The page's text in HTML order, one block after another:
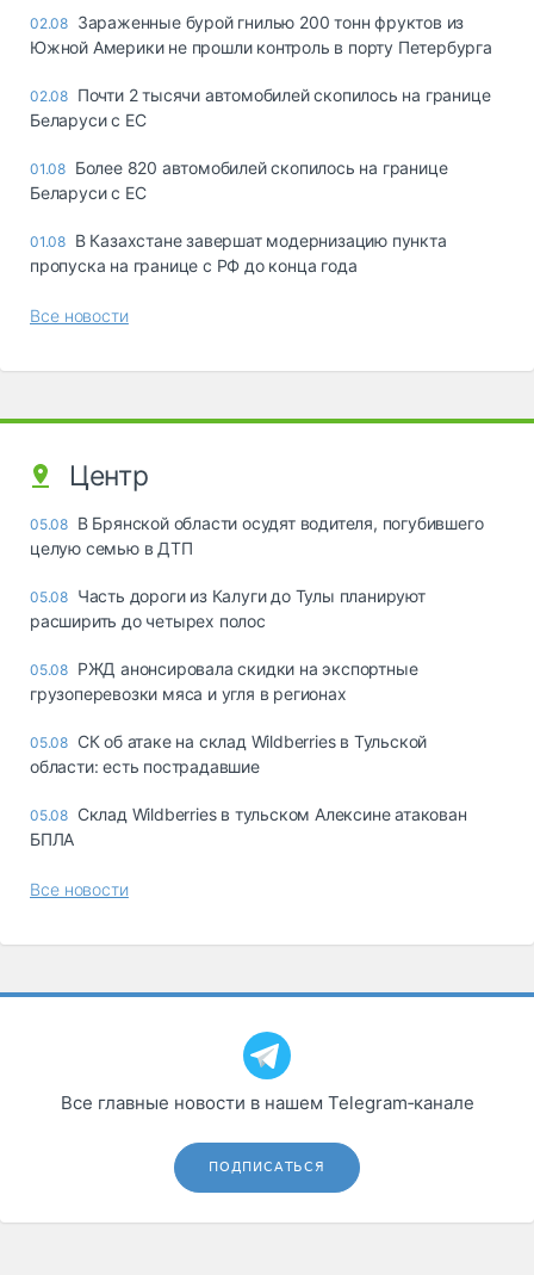
02.08 Зараженные бурой гнилью 200 тонн фруктов из
Южной Америки не прошли контроль в порту Петербурга
02.08 Почти 2 тысячи автомобилей скопилось на границе
Беларуси с ЕС
01.08 Более 820 автомобилей скопилось на границе
Беларуси с ЕС
01.08 В Казахстане завершат модернизацию пункта
пропуска на границе с РФ до конца года
Все новости
Центр
05.08 В Брянской области осудят водителя, погубившего
целую семью в ДТП
05.08 Часть дороги из Калуги до Тулы планируют
расширить до четырех полос
05.08 РЖД анонсировала скидки на экспортные
грузоперевозки мяса и угля в регионах
05.08 СК об атаке на склад Wildberries в Тульской
области: есть пострадавшие
05.08 Склад Wildberries в тульском Алексине атакован
БПЛА
Все новости
Все главные новости в нашем Telegram‑канале
ПОДПИСАТЬСЯ